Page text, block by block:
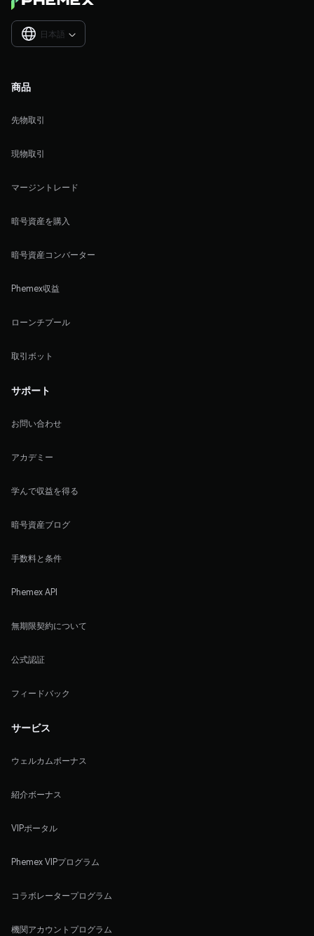
日本語 
商品
先物取引
現物取引
マージントレード
暗号資産を購入
暗号資産コンバーター
Phemex収益
ローンチプール
取引ボット
サポート
お問い合わせ
アカデミー
学んで収益を得る
暗号資産ブログ
手数料と条件
Phemex API
無期限契約について
公式認証
フィードバック
サービス
ウェルカムボーナス
紹介ボーナス
VIPポータル
Phemex VIPプログラム
コラボレータープログラム
機関アカウントプログラム